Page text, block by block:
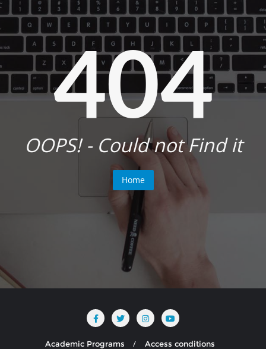
404
OOPS! - Could not Find it
Home
Academic Programs Access conditions